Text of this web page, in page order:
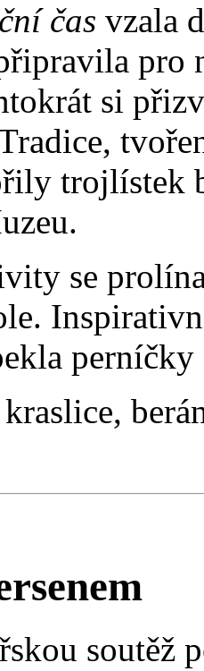
čas vzala
pro
si
trojlístek
se
perníčky
soutěž